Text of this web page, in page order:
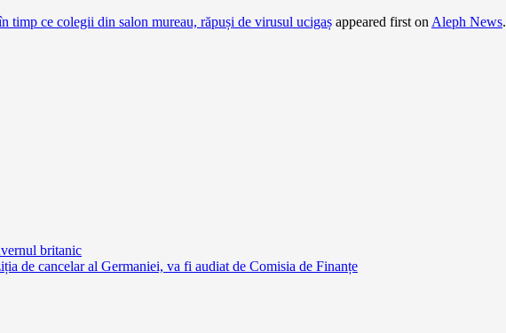
ce colegii din salon mureau, răpuși de virusul ucigaș appeared first on Aleph News.
britanic
de cancelar al Germaniei, va fi audiat de Comisia de Finanțe